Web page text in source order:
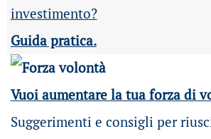
investimento?
Guida pratica.
Vuoi aumentare la tua forza di
Suggerimenti e consigli per